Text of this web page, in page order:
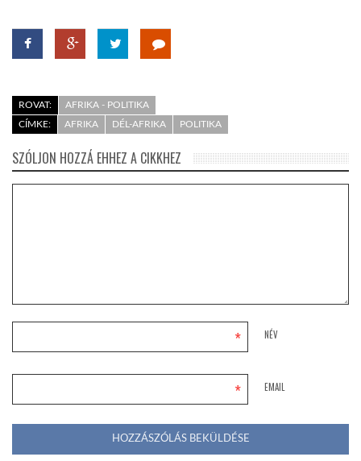
ROVAT:
AFRIKA - POLITIKA
CÍMKE:
AFRIKA DÉL-AFRIKA POLITIKA
SZÓLJON HOZZÁ EHHEZ A CIKKHEZ
NÉV
*
EMAIL
*